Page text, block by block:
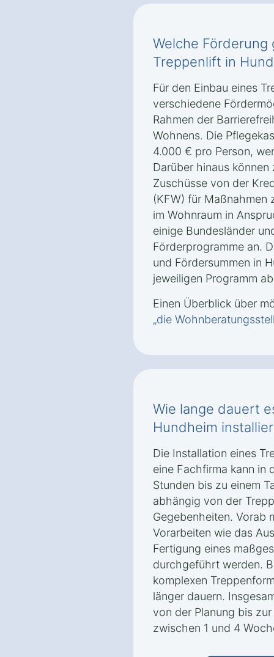
Welche
Treppenlift in
Für den Einbau eines
verschiedene
Rahmen der
Wohnens. Die
4.000 € pro Person,
Darüber hinaus
Zuschüsse von der
(KFW) für Maßnahmen
im Wohnraum in
einige Bundesländer
Förderprogramme an.
und Fördersummen in
jeweiligen Programm
Einen Überblick über
„die
Wie lange dauert
Hundheim
Die Installation eines
eine Fachfirma kann in
Stunden bis zu einem
abhängig von der
Gegebenheiten. Vorab
Vorarbeiten wie das
Fertigung eines
durchgeführt werden.
komplexen
länger dauern.
von der Planung bis
zwischen 1 und 4